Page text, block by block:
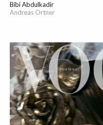
Bibi Abdulkadir
Andreas Ortner